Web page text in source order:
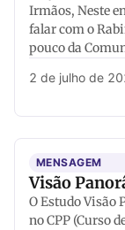
Irmãos, Neste
falar com o
pouco da
2 de julho de
MENSAGEM
Visão
O Estudo Visão
no CPP (Curso